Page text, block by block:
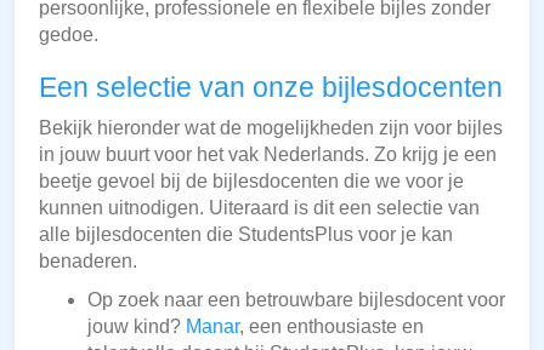
persoonlijke, professionele en flexibele bijles zonder
gedoe.
Een selectie van onze bijlesdocenten
Bekijk hieronder wat de mogelijkheden zijn voor bijles
in jouw buurt voor het vak Nederlands. Zo krijg je een
beetje gevoel bij de bijlesdocenten die we voor je
kunnen uitnodigen. Uiteraard is dit een selectie van
alle bijlesdocenten die StudentsPlus voor je kan
benaderen.
Op zoek naar een betrouwbare bijlesdocent voor
jouw kind? Manar, een enthousiaste en